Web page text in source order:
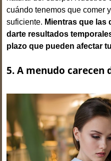
cuándo tenemos que comer
suficiente. Mientras que las
darte resultados
plazo que pueden afectar
5. A menudo